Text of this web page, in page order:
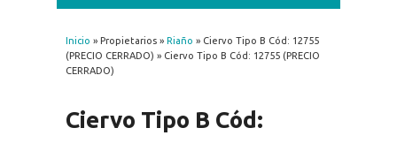
Se encuentra usted aquí
Inicio » Propietarios » Riaño » Ciervo Tipo B Cód: 12755
(PRECIO CERRADO) » Ciervo Tipo B Cód: 12755 (PRECIO
CERRADO)
Ciervo Tipo B Cód: